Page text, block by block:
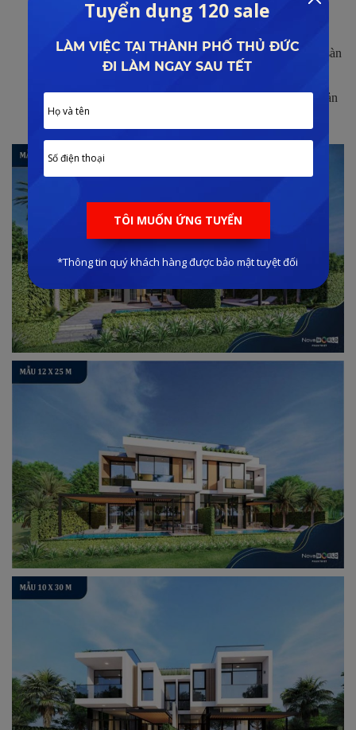
Sản phẩm biệt thự có diện tích 7.5m x 25m với diện tích
Sản phẩm biệt thự có diện tích 10m x 30m với diện tích sàn
280m2 có giá dao động từ 14.7 – 15.2 tỷ/căn.
Sản phẩm biệt thự có diện tích 12m x 25m có diện tích sản
280m2 có giá dao động từ 14.7 – 15.2 tỷ/căn.